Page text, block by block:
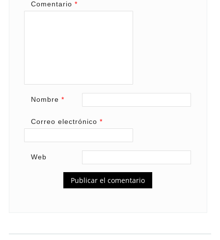
Comentario *
Nombre *
Correo electrónico *
Web